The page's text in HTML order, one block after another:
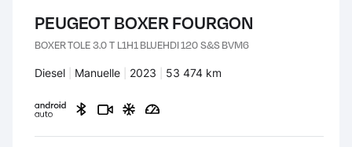
PEUGEOT BOXER FOURGON
BOXER TOLE 3.0 T L1H1 BLUEHDI 120 S&S BVM6
Carburant :
Diesel Transmission :
Manuelle Années :
2023 Kilomètres :
53 474 km